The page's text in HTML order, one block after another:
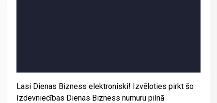
Lasi Dienas Bizness elektroniski! Izvēloties pirkt šo
Izdevniecības Dienas Bizness numuru pilnā